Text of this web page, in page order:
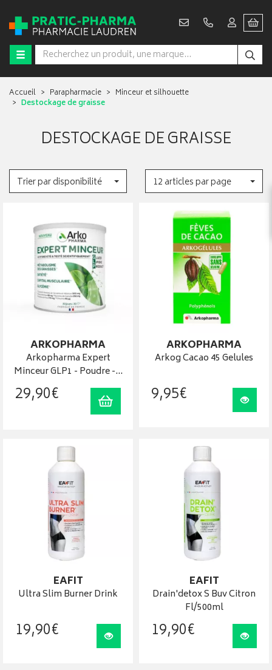
Accueil Parapharmacie
Minceur et silhouette
Destockage de graisse
DESTOCKAGE DE GRAISSE
Trier par disponibilité 12 articles par page
ARKOPHARMA
Arkopharma Expert
Minceur GLP1 - Poudre -…
29,90€ Ajouter au panier
ARKOPHARMA
Arkog Cacao 45 Gelules
9,95€
EAFIT
Ultra Slim Burner Drink
19,90€ Visualiser
EAFIT
Drain'detox S Buv Citron
Fl/500ml
19,90€